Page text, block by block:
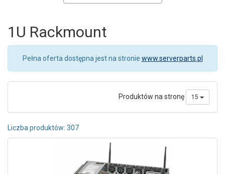
1U Rackmount
Pełna oferta dostępna jest na stronie www.serverparts.pl
Produktów na stronę 15
Liczba produktów: 307